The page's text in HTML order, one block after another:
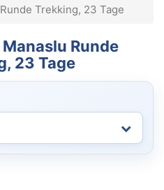
Trekking, 23 Tage
Runde
23 Tage